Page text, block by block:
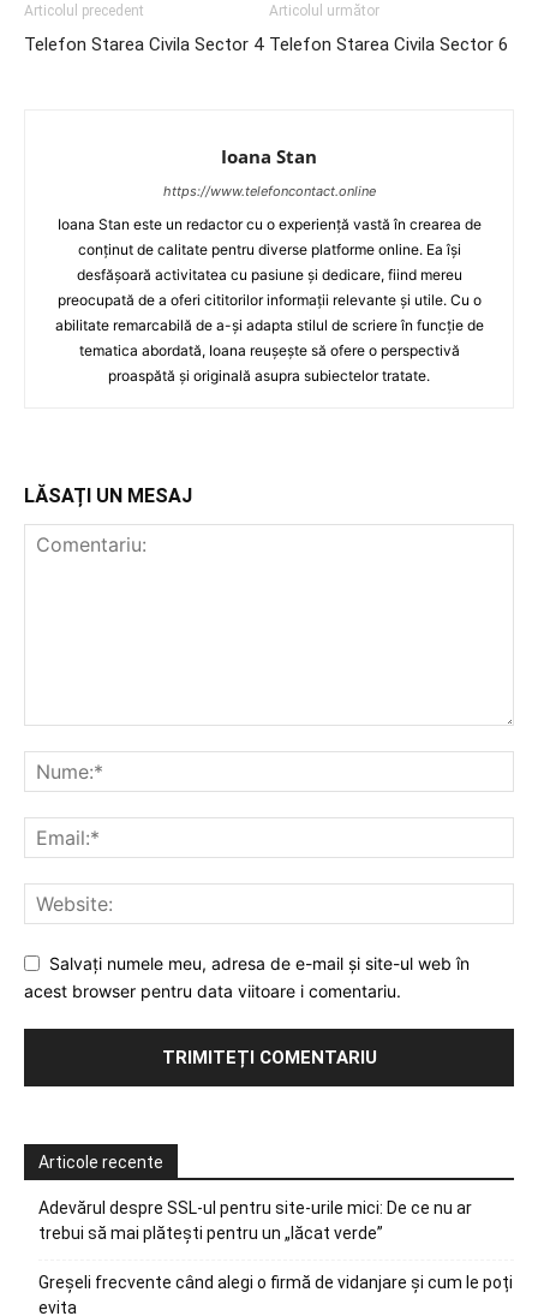
Articolul precedent
Telefon Starea Civila Sector 4
Articolul următor
Telefon Starea Civila Sector 6
Ioana Stan
https://www.telefoncontact.online
Ioana Stan este un redactor cu o experiență vastă în crearea de
conținut de calitate pentru diverse platforme online. Ea își
desfășoară activitatea cu pasiune și dedicare, fiind mereu
preocupată de a oferi cititorilor informații relevante și utile. Cu o
abilitate remarcabilă de a-și adapta stilul de scriere în funcție de
tematica abordată, Ioana reușește să ofere o perspectivă
proaspătă și originală asupra subiectelor tratate.
LĂSAȚI UN MESAJ
Salvați numele meu, adresa de e-mail și site-ul web în
acest browser pentru data viitoare i comentariu.
Articole recente
Adevărul despre SSL-ul pentru site-urile mici: De ce nu ar
trebui să mai plătești pentru un „lăcat verde”
Greșeli frecvente când alegi o firmă de vidanjare și cum le poți
evita